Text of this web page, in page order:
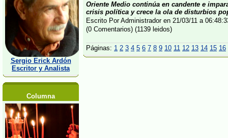
Sergio Erick Ardón
Escritor y Analista
Columna
Oriente Medio continúa en candente e
crisis política y crece la ola de disturbios
Escrito Por Administrador en 21/03/11 a
(0 Comentarios) (1139 leidos)
Páginas: 1 2 3 4 5 6 7 8 9 10 11 12 13 14 15 16